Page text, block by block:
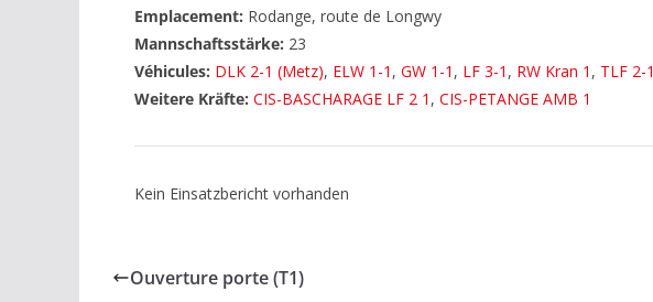
Emplacement: Rodange, route de Longwy
Mannschaftsstärke: 23
Véhicules: DLK 2-1 (Metz), ELW 1-1 , GW 1-1 , LF 3-1 , RW Kran 1 , TLF 2-1
Weitere Kräfte: CIS-BASCHARAGE LF 2 1 , CIS-PETANGE AMB 1
Kein Einsatzbericht vorhanden
Ouverture porte (T1)